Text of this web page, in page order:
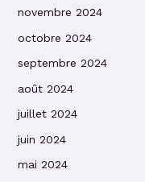
novembre 2024
octobre 2024
septembre 2024
août 2024
juillet 2024
juin 2024
mai 2024